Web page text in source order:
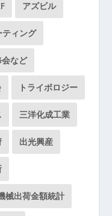
アズビル
ティング
など
トライボロジー
三洋化成工業
出光興産
械出荷金額統計